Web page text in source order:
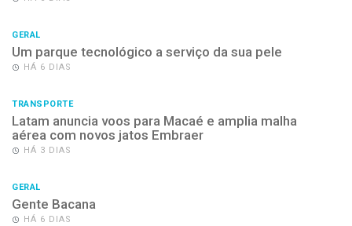
GERAL
Um parque tecnológico a serviço da sua pele
HÁ 6 DIAS
TRANSPORTE
Latam anuncia voos para Macaé e amplia malha
aérea com novos jatos Embraer
HÁ 3 DIAS
GERAL
Gente Bacana
HÁ 6 DIAS